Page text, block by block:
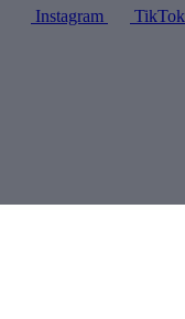
Instagram
TikTok